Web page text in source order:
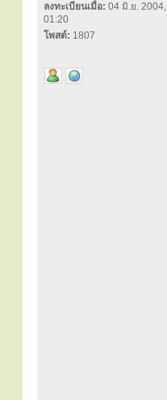
ลงทะเบียนเมื่อ: 04 มิ.ย. 2004,
01:20
โพสต์: 1807